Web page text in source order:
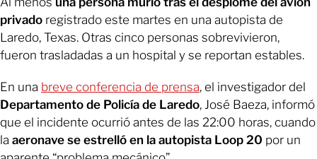
privado registrado este martes en una autopista de
Laredo, Texas. Otras cinco personas sobrevivieron,
fueron trasladadas a un hospital y se reportan estables.
En una breve conferencia de prensa, el investigador del
Departamento de Policía de Laredo, José Baeza, informó
que el incidente ocurrió antes de las 22:00 horas, cuando
la aeronave se estrelló en la autopista Loop 20 por un